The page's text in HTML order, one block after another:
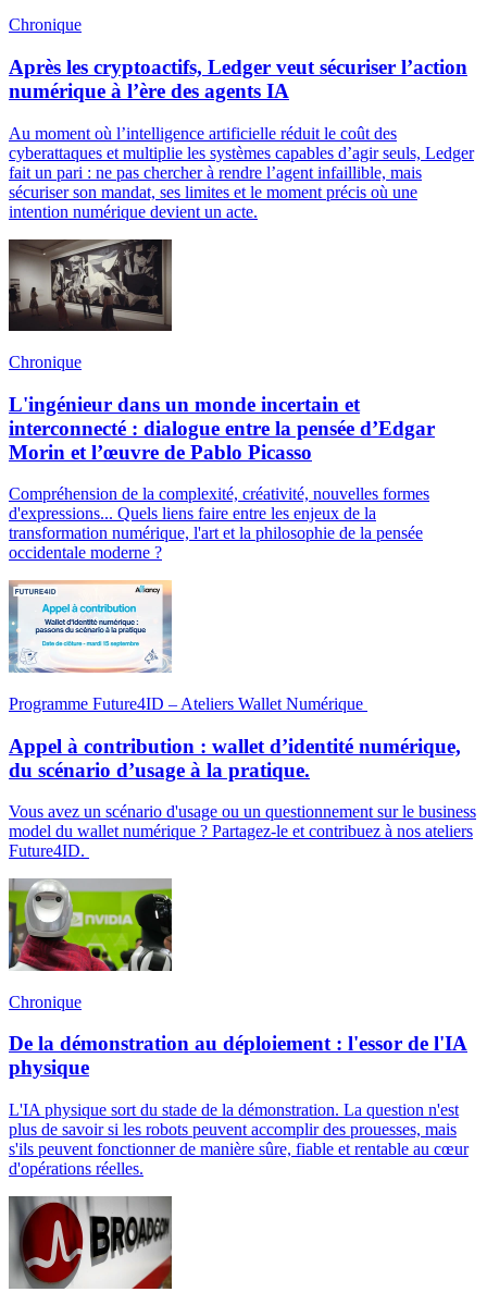
Chronique
Après les cryptoactifs, Ledger veut sécuriser l’action
numérique à l’ère des agents IA
Au moment où l’intelligence artificielle réduit le coût des
cyberattaques et multiplie les systèmes capables d’agir seuls, Ledger
fait un pari : ne pas chercher à rendre l’agent infaillible, mais
sécuriser son mandat, ses limites et le moment précis où une
intention numérique devient un acte.
Chronique
L'ingénieur dans un monde incertain et
interconnecté : dialogue entre la pensée d’Edgar
Morin et l’œuvre de Pablo Picasso
Compréhension de la complexité, créativité, nouvelles formes
d'expressions... Quels liens faire entre les enjeux de la
transformation numérique, l'art et la philosophie de la pensée
occidentale moderne ?
Programme Future4ID – Ateliers Wallet Numérique
Appel à contribution : wallet d’identité numérique,
du scénario d’usage à la pratique.
Vous avez un scénario d'usage ou un questionnement sur le business
model du wallet numérique ? Partagez-le et contribuez à nos ateliers
Future4ID.
Chronique
De la démonstration au déploiement : l'essor de l'IA
physique
L'IA physique sort du stade de la démonstration. La question n'est
plus de savoir si les robots peuvent accomplir des prouesses, mais
s'ils peuvent fonctionner de manière sûre, fiable et rentable au cœur
d'opérations réelles.